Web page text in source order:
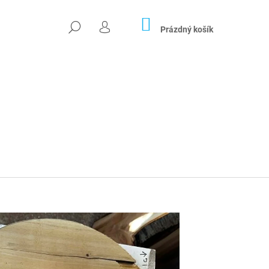
HLEDAT
PŘIHLÁŠENÍ
NÁKUPNÍ
KOŠÍK
Prázdný košík
Následující
STOLEK